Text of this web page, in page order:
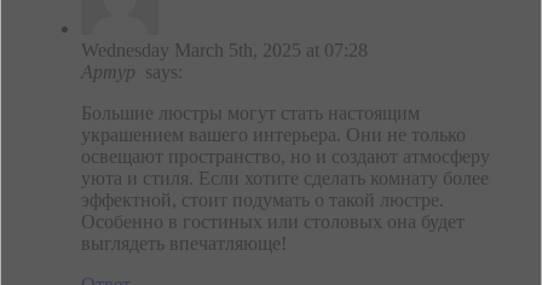
Wednesday March 5th, 2025 at 07:28
Артур says:
Большие люстры могут стать настоящим
украшением вашего интерьера. Они не только
освещают пространство, но и создают атмосферу
уюта и стиля. Если хотите сделать комнату более
эффектной, стоит подумать о такой люстре.
Особенно в гостиных или столовых она будет
выглядеть впечатляюще!